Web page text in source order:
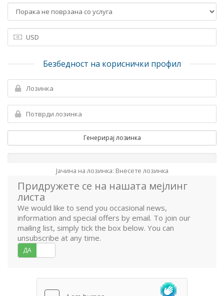
Безбедност на кориснички профил
Генерирај лозинка
Јачина на лозинка: Внесете лозинка
Придружете се на нашата мејлинг
листа
We would like to send you occasional news,
information and special offers by email. To join our
mailing list, simply tick the box below. You can
unsubscribe at any time.
ДА